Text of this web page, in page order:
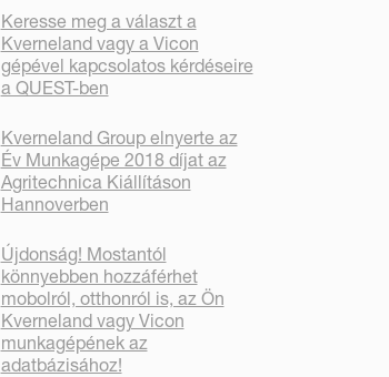
Keresse meg a választ a
Kverneland vagy a Vicon
gépével kapcsolatos kérdéseire
a QUEST-ben
Kverneland Group elnyerte az
Év Munkagépe 2018 díjat az
Agritechnica Kiállításon
Hannoverben
Újdonság! Mostantól
könnyebben hozzáférhet
mobolról, otthonról is, az Ön
Kverneland vagy Vicon
munkagépének az
adatbázisához!